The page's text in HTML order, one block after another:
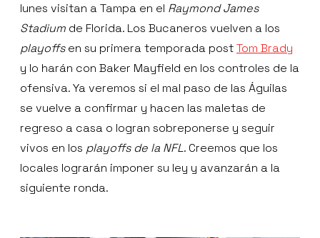
lunes visitan a Tampa en el Raymond James
Stadium de Florida. Los Bucaneros vuelven a los
playoffsen su primera temporada postTom Brady
y lo harán con Baker Mayfield en los controles de la
ofensiva. Ya veremos si el mal paso de las Águilas
se vuelve a confirmar y hacen las maletas de
regreso a casa o logran sobreponerse y seguir
vivos en los playoffs de la NFL. Creemos que los
locales lograrán imponer su ley y avanzarán a la
siguiente ronda.